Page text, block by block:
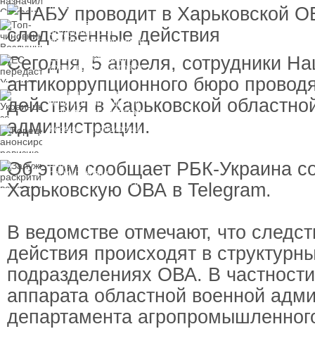
пресечения
Топ-чиновнику
Воздушных сил
вручили подозрение по
1 млрд гривен
ЕС передаст Украине
средства от доходов от
замороженных активов
России
Украинцы за рубежом
могут потерять доступ
к госжилью и выплатам
Корецкий анонсировал
ревизию госбюджета
Залужный
раскритиковал
вступление Украины в
НАТО и предлагает
другие варианты
Сегодня, 5 апреля, сотрудники
антикоррупционного бюро
действия в Харьковской
администрации.
Об этом сообщает РБК-Украина
Харьковскую ОВА в Telegram.
В ведомстве отмечают, что
действия происходят в
подразделениях ОВА. В
аппарата областной военной
департамента